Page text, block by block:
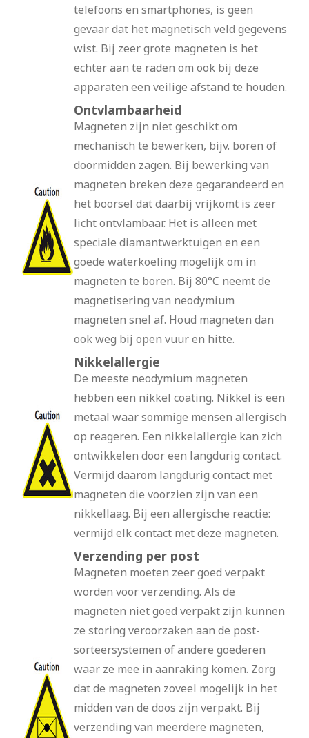
telefoons en smartphones, is geen
gevaar dat het magnetisch veld gegevens
wist. Bij zeer grote magneten is het
echter aan te raden om ook bij deze
apparaten een veilige afstand te houden.
Ontvlambaarheid
Magneten zijn niet geschikt om
mechanisch te bewerken, bijv. boren of
doormidden zagen. Bij bewerking van
magneten breken deze gegarandeerd en
het boorsel dat daarbij vrijkomt is zeer
licht ontvlambaar. Het is alleen met
speciale diamantwerktuigen en een
goede waterkoeling mogelijk om in
magneten te boren. Bij 80°C neemt de
magnetisering van neodymium
magneten snel af. Houd magneten dan
ook weg bij open vuur en hitte.
Nikkelallergie
De meeste neodymium magneten
hebben een nikkel coating. Nikkel is een
metaal waar sommige mensen allergisch
op reageren. Een nikkelallergie kan zich
ontwikkelen door een langdurig contact.
Vermijd daarom langdurig contact met
magneten die voorzien zijn van een
nikkellaag. Bij een allergische reactie:
vermijd elk contact met deze magneten.
Verzending per post
Magneten moeten zeer goed verpakt
worden voor verzending. Als de
magneten niet goed verpakt zijn kunnen
ze storing veroorzaken aan de post-
sorteersystemen of andere goederen
waar ze mee in aanraking komen. Zorg
dat de magneten zoveel mogelijk in het
midden van de doos zijn verpakt. Bij
verzending van meerdere magneten,